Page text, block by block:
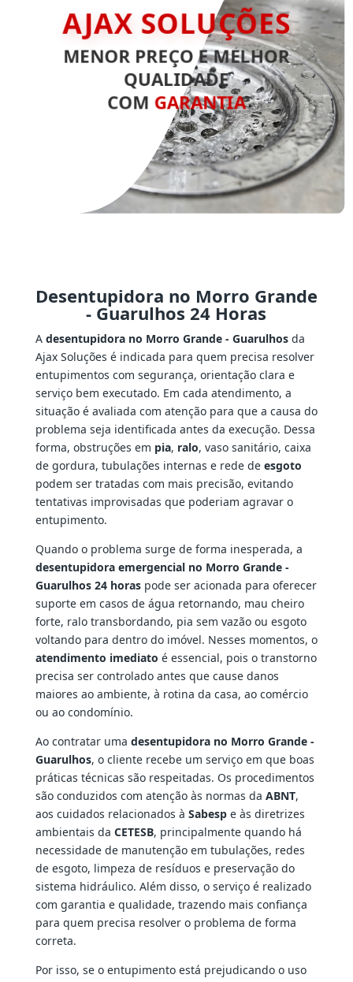
AJAX SOLUÇÕES
MENOR PREÇO E MELHOR
QUALIDADE
COM GARANTIA
Desentupidora no Morro Grande
- Guarulhos 24 Horas
A desentupidora no Morro Grande - Guarulhosda
Ajax Soluções é indicada para quem precisa resolver
entupimentos com segurança, orientação clara e
serviço bem executado. Em cada atendimento, a
situação é avaliada com atenção para que a causa do
problema seja identificada antes da execução. Dessa
forma, obstruções em pia, ralo, vaso sanitário, caixa
de gordura, tubulações internas e rede de esgoto
podem ser tratadas com mais precisão, evitando
tentativas improvisadas que poderiam agravar o
entupimento.
Quando o problema surge de forma inesperada, a
desentupidora emergencial no Morro Grande -
Guarulhos 24 horaspode ser acionada para oferecer
suporte em casos de água retornando, mau cheiro
forte, ralo transbordando, pia sem vazão ou esgoto
voltando para dentro do imóvel. Nesses momentos, o
atendimento imediato é essencial, pois o transtorno
precisa ser controlado antes que cause danos
maiores ao ambiente, à rotina da casa, ao comércio
ou ao condomínio.
Ao contratar uma desentupidora no Morro Grande -
Guarulhos, o cliente recebe um serviço em que boas
práticas técnicas são respeitadas. Os procedimentos
são conduzidos com atenção às normas da ABNT,
aos cuidados relacionados à Sabespe às diretrizes
ambientais da CETESB, principalmente quando há
necessidade de manutenção em tubulações, redes
de esgoto, limpeza de resíduos e preservação do
sistema hidráulico. Além disso, o serviço é realizado
com garantia e qualidade, trazendo mais confiança
para quem precisa resolver o problema de forma
correta.
Por isso, se o entupimento está prejudicando o uso